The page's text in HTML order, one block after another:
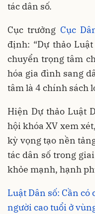
tác dân số.
Cục trưởng Cục
định: “Dự thảo
chuyển trọng tâm
hóa gia đình sang
tâm là 4 chính sách
Hiện Dự thảo Luật
hội khóa XV xem
kỳ vọng tạo nền
tác dân số trong
khỏe mạnh, hạnh
Luật Dân số: Cần có
người cao tuổi ở